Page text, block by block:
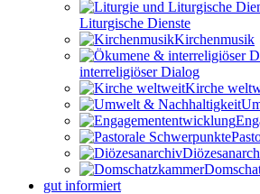
Liturgische Dienste
Kirchenmusik
interreligiöser Dialog
Kirche
gut informiert